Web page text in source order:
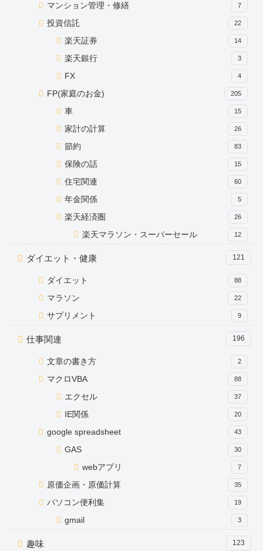
マンション管理・修繕 7
投資信託 22
楽天証券 14
楽天銀行 3
FX 4
FP(家庭のお金) 205
車 15
家計の計算 26
節約 83
保険の話 15
住宅関連 60
年金関係 5
楽天経済圏 26
楽天マラソン・スーパーセール 12
ダイエット・健康 121
ダイエット 88
マラソン 22
サプリメント 9
仕事関連 196
文章の書き方 2
マクロVBA 88
エクセル 37
IE関係 20
google spreadsheet 43
GAS 30
webアプリ 7
原価企画・原価計算 35
パソコン便利集 19
gmail 3
趣味 123